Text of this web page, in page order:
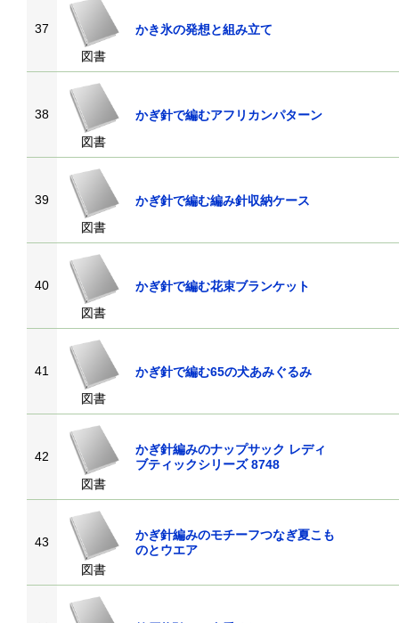
37
図書
かき氷の発想と組み立て
38
図書
かぎ針で編むアフリカンパターン
39
図書
かぎ針で編む編み針収納ケース
40
図書
かぎ針で編む花束ブランケット
41
図書
かぎ針で編む65の犬あみぐるみ
42
図書
かぎ針編みのナップサック レディ
ブティックシリーズ 8748
43
図書
かぎ針編みのモチーフつなぎ夏こも
のとウエア